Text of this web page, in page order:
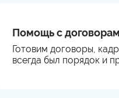
Помощь с
Готовим договоры,
всегда был порядок и